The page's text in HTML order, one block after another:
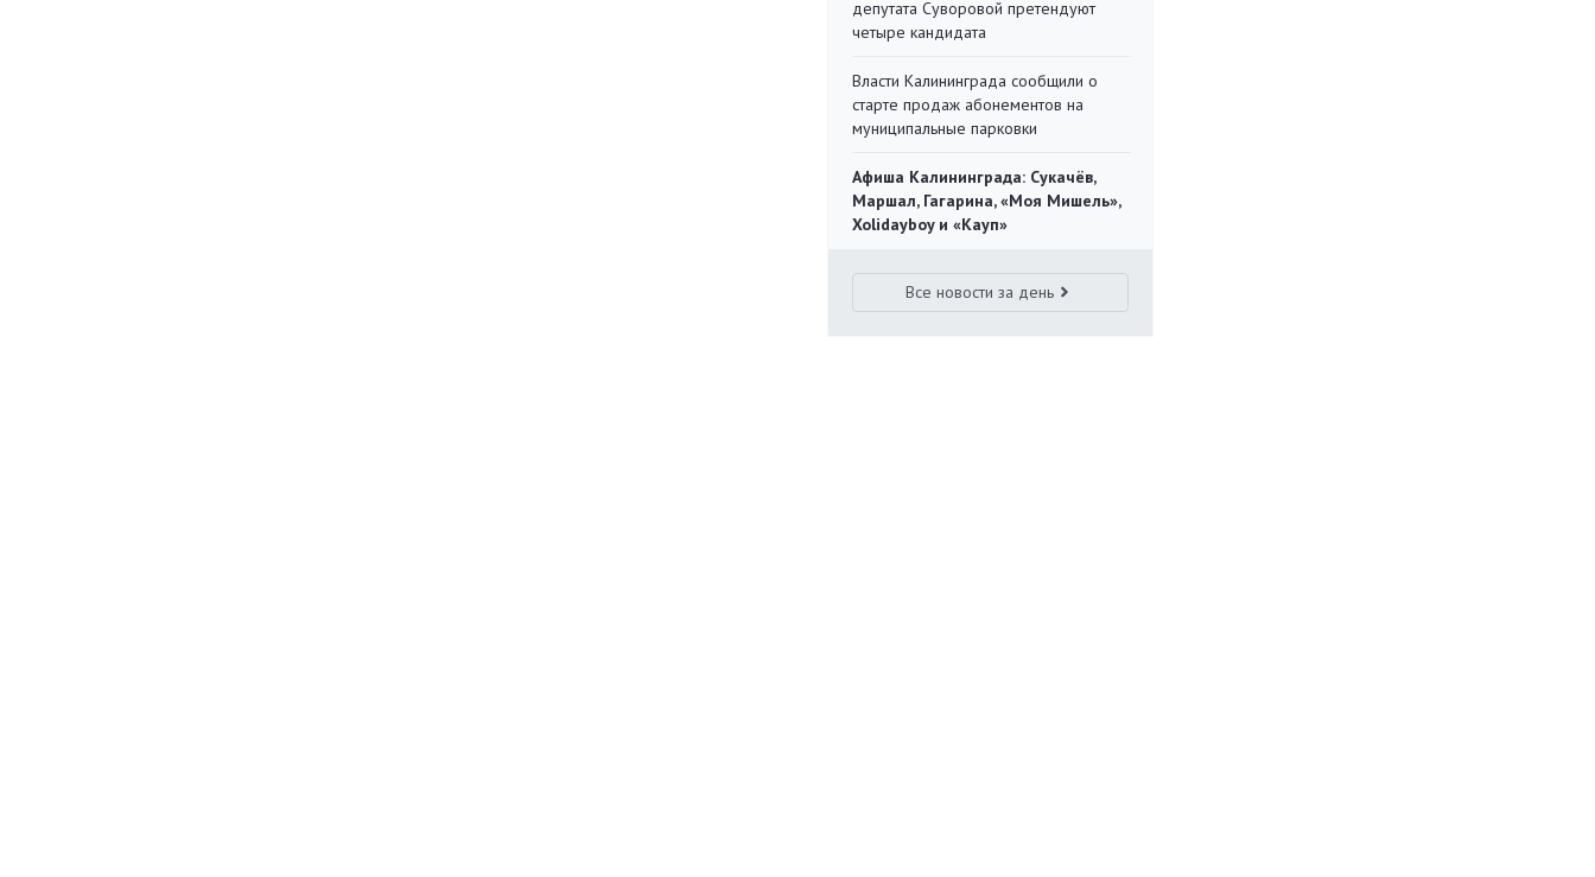
депутата Суворовой претендуют
четыре кандидата
Власти Калининграда сообщили о
старте продаж абонементов на
муниципальные парковки
Афиша Калининграда: Сукачёв,
Маршал, Гагарина, «Моя Мишель»,
Xolidayboy и «Кауп»
Все новости за день